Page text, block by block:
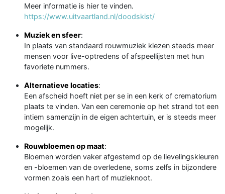
Meer informatie is hier te vinden.
https://www.uitvaartland.nl/doodskist/
Muziek en sfeer:
In plaats van standaard rouwmuziek kiezen steeds meer
mensen voor live-optredens of afspeellijsten met hun
favoriete nummers.
Alternatieve locaties:
Een afscheid hoeft niet per se in een kerk of crematorium
plaats te vinden. Van een ceremonie op het strand tot een
intiem samenzijn in de eigen achtertuin, er is steeds meer
mogelijk.
Rouwbloemen op maat:
Bloemen worden vaker afgestemd op de lievelingskleuren
en -bloemen van de overledene, soms zelfs in bijzondere
vormen zoals een hart of muzieknoot.